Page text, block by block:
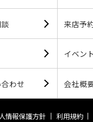
来店予
イベン
わせ 会社概
情報保護方針 利用規約